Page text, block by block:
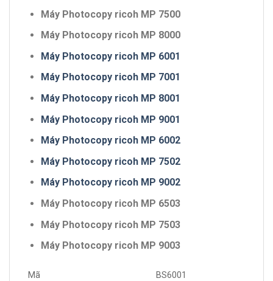
Máy Photocopy ricoh MP 7500
Máy Photocopy ricoh MP 8000
Máy Photocopy ricoh MP 6001
Máy Photocopy ricoh MP 7001
Máy Photocopy ricoh MP 8001
Máy Photocopy ricoh MP 9001
Máy Photocopy ricoh MP 6002
Máy Photocopy ricoh MP 7502
Máy Photocopy ricoh MP 9002
Máy Photocopy ricoh MP 6503
Máy Photocopy ricoh MP 7503
Máy Photocopy ricoh MP 9003
Mã
BS6001